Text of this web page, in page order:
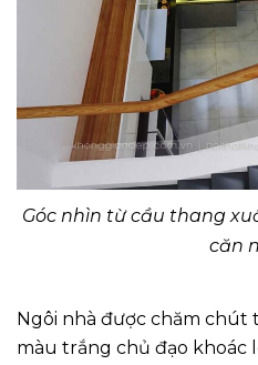
Góc nhìn từ cầu thang
căn
Ngôi nhà được chăm
màu trắng chủ đạo khoác